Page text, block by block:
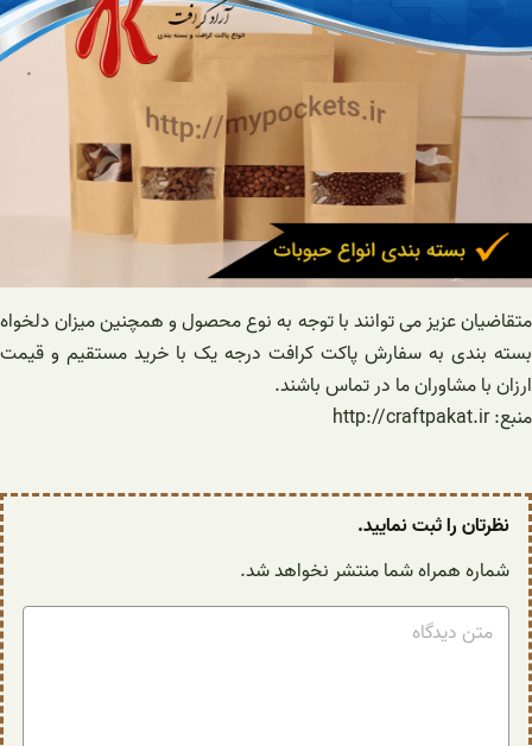
متقاضیان عزیز می توانند با توجه به نوع محصول و همچنین میزان دلخواه
بسته بندی به سفارش پاکت کرافت درجه یک با خرید مستقیم و قیمت
ارزان با مشاوران ما در تماس باشند.
منبع: http://craftpakat.ir
نظرتان را ثبت نمایید.
شماره همراه شما منتشر نخواهد شد.